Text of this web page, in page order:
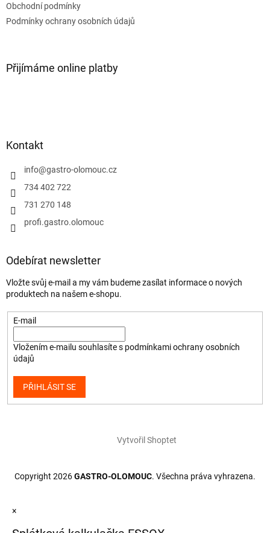
Obchodní podmínky
Podmínky ochrany osobních údajů
Přijímáme online platby
Kontakt
info@gastro-olomouc.cz
734 402 722
731 270 148
profi.gastro.olomouc
Odebírat newsletter
Vložte svůj e-mail a my vám budeme zasílat informace o nových
produktech na našem e-shopu.
E-mail
Vložením e-mailu souhlasíte s podmínkami ochrany osobních
údajů
PŘIHLÁSIT SE
Vytvořil Shoptet
Copyright 2026GASTRO-OLOMOUC. Všechna práva vyhrazena.
×